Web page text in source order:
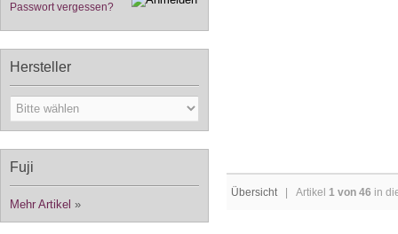
Passwort vergessen?
Hersteller
Fuji
Mehr Artikel »
Übersicht| Artikel 1 von 46 in